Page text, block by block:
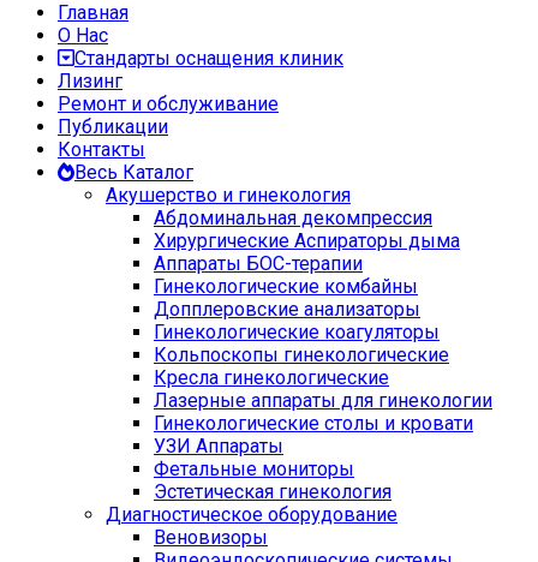
Главная
О Нас
Стандарты оснащения клиник
Лизинг
Ремонт и обслуживание
Публикации
Контакты
Весь Каталог
Акушерство и гинекология
Абдоминальная декомпрессия
Хирургические Аспираторы дыма
Аппараты БОС-терапии
Гинекологические комбайны
Допплеровские анализаторы
Гинекологические коагуляторы
Кольпоскопы гинекологические
Кресла гинекологические
Лазерные аппараты для гинекологии
Гинекологические столы и кровати
УЗИ Аппараты
Фетальные мониторы
Эстетическая гинекология
Диагностическое оборудование
Веновизоры